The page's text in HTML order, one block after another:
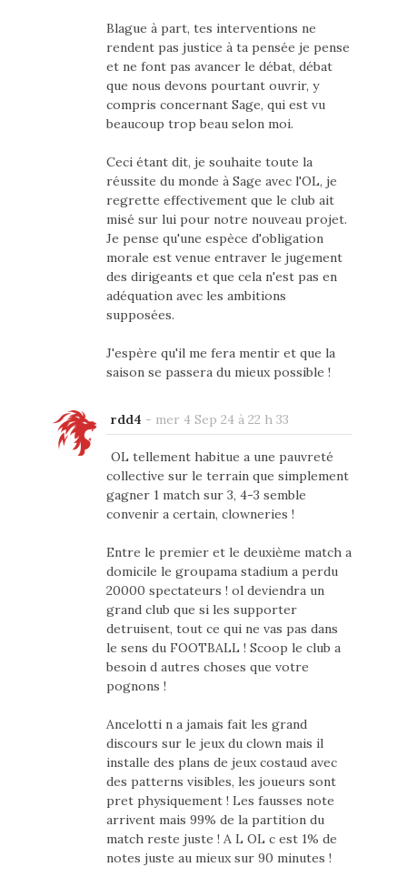
Blague à part, tes interventions ne
rendent pas justice à ta pensée je pense
et ne font pas avancer le débat, débat
que nous devons pourtant ouvrir, y
compris concernant Sage, qui est vu
beaucoup trop beau selon moi.
Ceci étant dit, je souhaite toute la
réussite du monde à Sage avec l'OL, je
regrette effectivement que le club ait
misé sur lui pour notre nouveau projet.
Je pense qu'une espèce d'obligation
morale est venue entraver le jugement
des dirigeants et que cela n'est pas en
adéquation avec les ambitions
supposées.
J'espère qu'il me fera mentir et que la
saison se passera du mieux possible !
rdd4 - mer 4 Sep 24 à 22 h 33
OL tellement habitue a une pauvreté
collective sur le terrain que simplement
gagner 1 match sur 3, 4-3 semble
convenir a certain, clowneries !
Entre le premier et le deuxième match a
domicile le groupama stadium a perdu
20000 spectateurs ! ol deviendra un
grand club que si les supporter
detruisent, tout ce qui ne vas pas dans
le sens du FOOTBALL ! Scoop le club a
besoin d autres choses que votre
pognons !
Ancelotti n a jamais fait les grand
discours sur le jeux du clown mais il
installe des plans de jeux costaud avec
des patterns visibles, les joueurs sont
pret physiquement ! Les fausses note
arrivent mais 99% de la partition du
match reste juste ! A L OL c est 1% de
notes juste au mieux sur 90 minutes !